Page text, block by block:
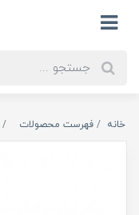
خانه فهرست محصولات